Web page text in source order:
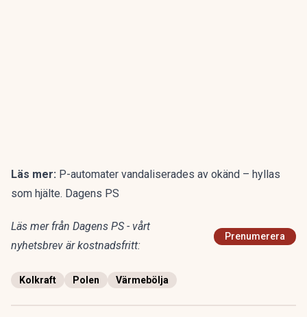
Läs mer: P-automater vandaliserades av okänd – hyllas
som hjälte. Dagens PS
Läs mer från Dagens PS - vårt
nyhetsbrev är kostnadsfritt:
Prenumerera
Kolkraft Polen Värmebölja